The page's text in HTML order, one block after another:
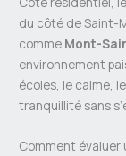
du côté de Saint-
comme Mont-
environnement
écoles, le calme,
tranquillité sans
Comment